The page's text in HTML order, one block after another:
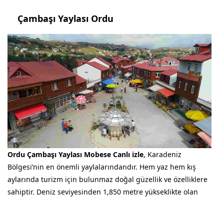
Çambaşı Yaylası Ordu
Ordu Çambaşı Yaylası Mobese Canlı izle, Karadeniz
Bölgesi’nin en önemli yaylalarındandır. Hem yaz hem kış
aylarında turizm için bulunmaz doğal güzellik ve özelliklere
sahiptir. Deniz seviyesinden 1,850 metre yükseklikte olan